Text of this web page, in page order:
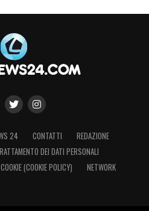
24 CONTATTI
REDAZIONE
DEI DATI PERSONALI
(COOKIE POLICY)
NETWORK